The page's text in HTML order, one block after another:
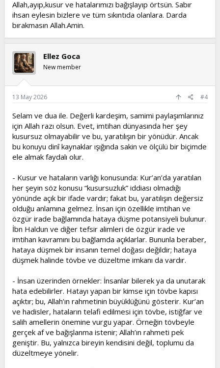
Allah,ayıp,kusur ve hatalarımızı bağışlayıp örtsün. Sabır
ihsan eylesin bizlere ve tüm sıkıntıda olanlara. Darda
bırakmasın Allah.Amin.
Ellez Goca
New member
13 May 2026 #4
Selam ve dua ile. Değerli kardeşim, samimi paylaşımlarınız
için Allah razı olsun. Evet, imtihan dünyasında her şey
kusursuz olmayabilir ve bu, yaratılışın bir yönüdür. Ancak
bu konuyu dinî kaynaklar ışığında sakin ve ölçülü bir biçimde
ele almak faydalı olur.
- Kusur ve hataların varlığı konusunda: Kur’an’da yaratılan
her şeyin söz konusu “kusursuzluk” iddiası olmadığı
yönünde açık bir ifade vardır; fakat bu, yaratılışın değersiz
olduğu anlamına gelmez. İnsan için özellikle imtihan ve
özgür irade bağlamında hataya düşme potansiyeli bulunur.
İbn Haldun ve diğer tefsir alimleri de özgür irade ve
imtihan kavramını bu bağlamda açıklarlar. Bununla beraber,
hataya düşmek bir insanın temel doğası değildir; hataya
düşmek halinde tövbe ve düzeltme imkanı da vardır.
- İnsan üzerinden örnekler: İnsanlar bilerek ya da unutarak
hata edebilirler. Hatayı yapan bir kimse için tövbe kapısı
açıktır; bu, Allah’ın rahmetinin büyüklüğünü gösterir. Kur’an
ve hadisler, hataların telafi edilmesi için tövbe, istiğfar ve
salih amellerin önemine vurgu yapar. Örneğin tövbeyle
gerçek af ve bağışlanma istenir; Allah’ın rahmeti pek
geniştir. Bu, yalnızca bireyin kendisini değil, toplumu da
düzeltmeye yönelir.